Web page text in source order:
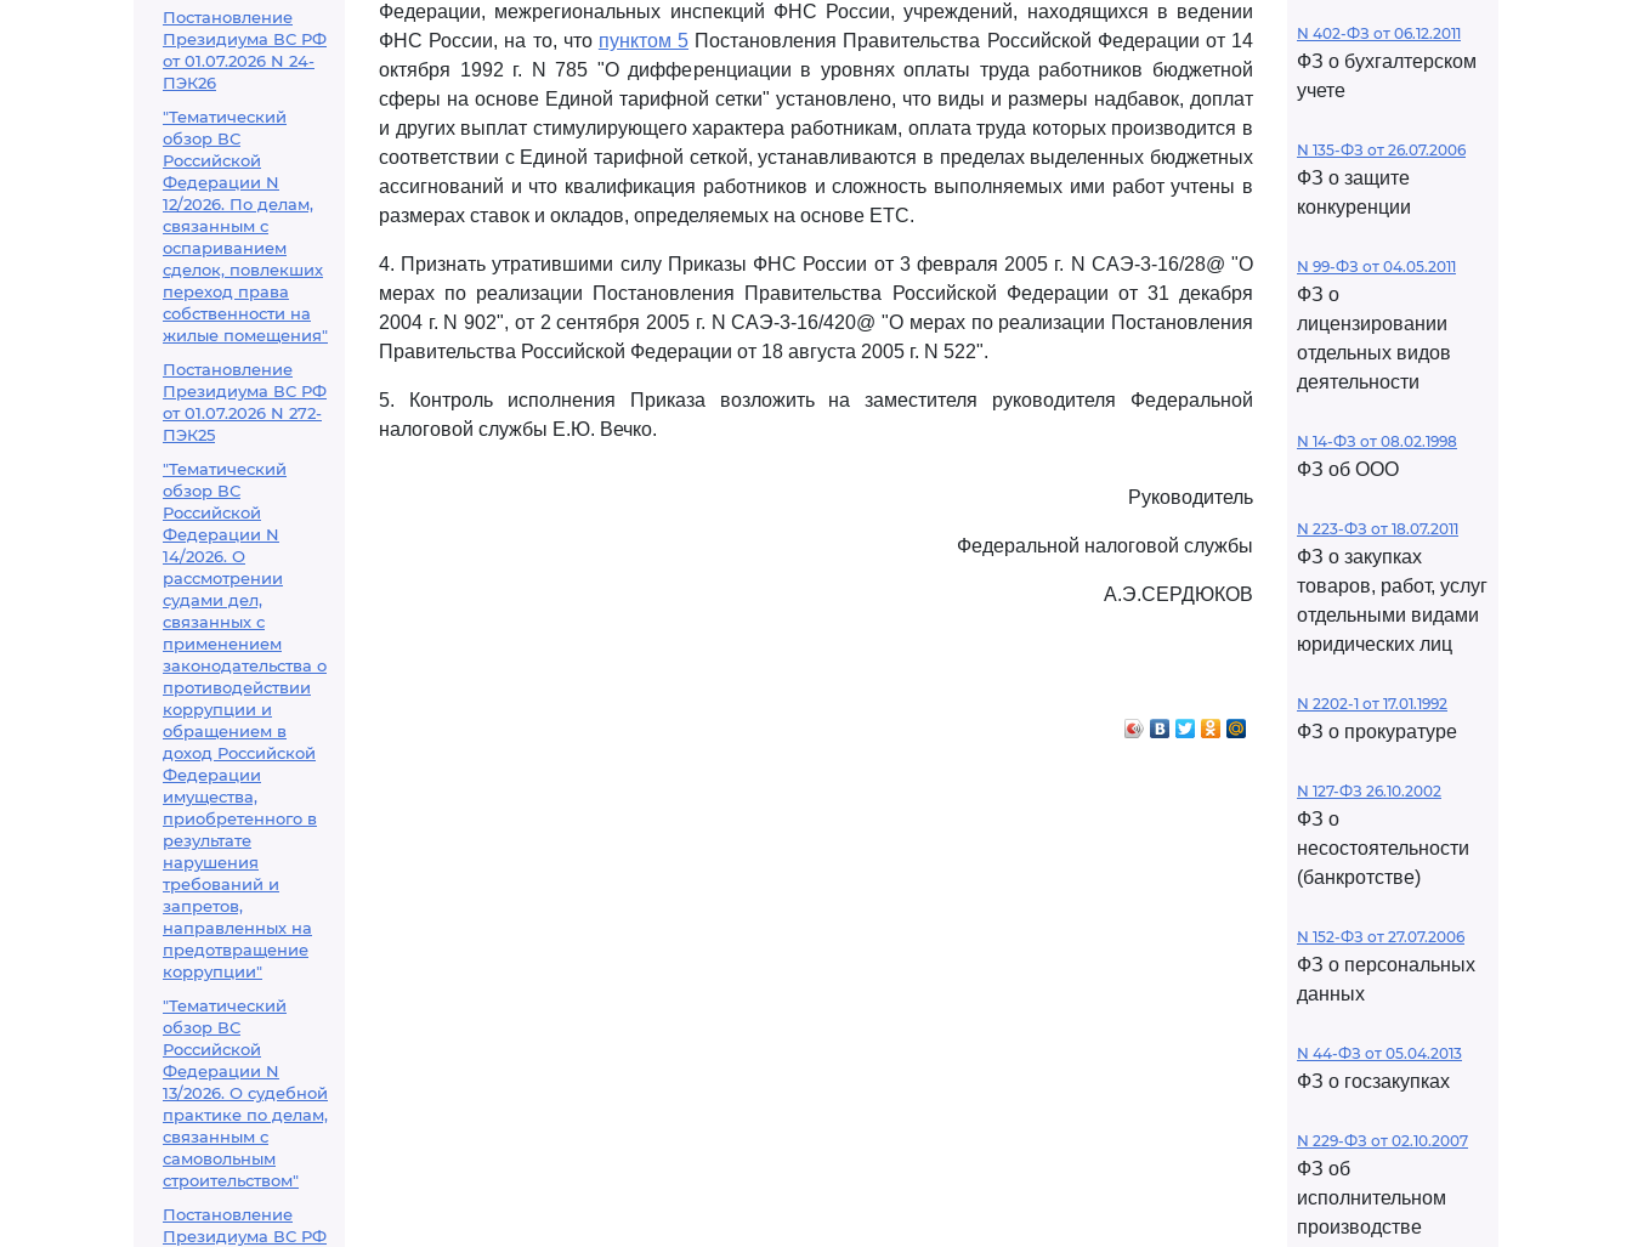
Постановление
Президиума ВС РФ
от 01.07.2026 N 24-
ПЭК26
"Тематический
обзор ВС
Российской
Федерации N
12/2026. По делам,
связанным с
оспариванием
сделок, повлекших
переход права
собственности на
жилые помещения"
Постановление
Президиума ВС РФ
от 01.07.2026 N 272-
ПЭК25
"Тематический
обзор ВС
Российской
Федерации N
14/2026. О
рассмотрении
судами дел,
связанных с
применением
законодательства о
противодействии
коррупции и
обращением в
доход Российской
Федерации
имущества,
приобретенного в
результате
нарушения
требований и
запретов,
направленных на
предотвращение
коррупции"
"Тематический
обзор ВС
Российской
Федерации N
13/2026. О судебной
практике по делам,
связанным с
самовольным
строительством"
Постановление
Президиума ВС РФ
Федерации, межрегиональных инспекций ФНС России, учреждений, находящихся в ведении
ФНС России, на то, что пунктом 5 Постановления Правительства Российской Федерации от 14
октября 1992 г. N 785 "О дифференциации в уровнях оплаты труда работников бюджетной
сферы на основе Единой тарифной сетки" установлено, что виды и размеры надбавок, доплат
и других выплат стимулирующего характера работникам, оплата труда которых производится в
соответствии с Единой тарифной сеткой, устанавливаются в пределах выделенных бюджетных
ассигнований и что квалификация работников и сложность выполняемых ими работ учтены в
размерах ставок и окладов, определяемых на основе ЕТС.
4. Признать утратившими силу Приказы ФНС России от 3 февраля 2005 г. N САЭ-3-16/28@ "О
мерах по реализации Постановления Правительства Российской Федерации от 31 декабря
2004 г. N 902", от 2 сентября 2005 г. N САЭ-3-16/420@ "О мерах по реализации Постановления
Правительства Российской Федерации от 18 августа 2005 г. N 522".
5. Контроль исполнения Приказа возложить на заместителя руководителя Федеральной
налоговой службы Е.Ю. Вечко.
Руководитель
Федеральной налоговой службы
А.Э.СЕРДЮКОВ
N 402-ФЗ от 06.12.2011
ФЗ о бухгалтерском
учете
N 135-ФЗ от 26.07.2006
ФЗ о защите
конкуренции
N 99-ФЗ от 04.05.2011
ФЗ о
лицензировании
отдельных видов
деятельности
N 14-ФЗ от 08.02.1998
ФЗ об ООО
N 223-ФЗ от 18.07.2011
ФЗ о закупках
товаров, работ, услуг
отдельными видами
юридических лиц
N 2202-1 от 17.01.1992
ФЗ о прокуратуре
N 127-ФЗ 26.10.2002
ФЗ о
несостоятельности
(банкротстве)
N 152-ФЗ от 27.07.2006
ФЗ о персональных
данных
N 44-ФЗ от 05.04.2013
ФЗ о госзакупках
N 229-ФЗ от 02.10.2007
ФЗ об
исполнительном
производстве